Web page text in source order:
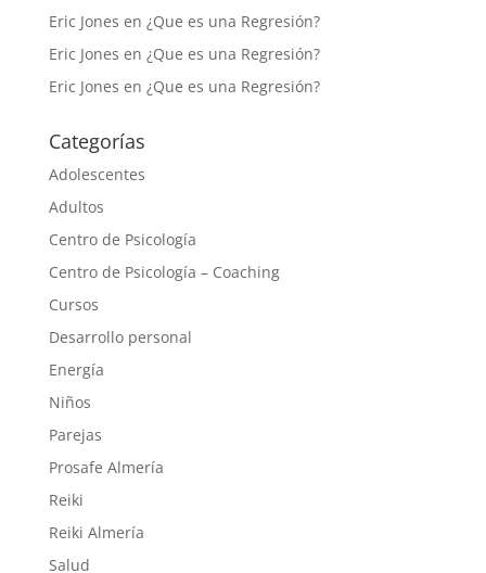
Eric Jones en ¿Que es una Regresión?
Eric Jones en ¿Que es una Regresión?
Eric Jones en ¿Que es una Regresión?
Categorías
Adolescentes
Adultos
Centro de Psicología
Centro de Psicología – Coaching
Cursos
Desarrollo personal
Energía
Niños
Parejas
Prosafe Almería
Reiki
Reiki Almería
Salud